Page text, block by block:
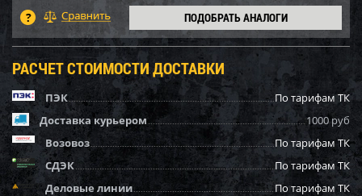
ПОДОБРАТЬ АНАЛОГИ
РАСЧЕТ СТОИМОСТИ ДОСТАВКИ
ПЭК
По тарифам ТК
Доставка курьером
1000 руб
Возовоз
По тарифам ТК
СДЭК
По тарифам ТК
Деловые линии
По тарифам ТК